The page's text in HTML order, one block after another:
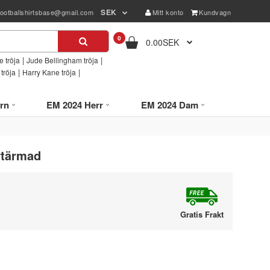
SEK Mitt konto Kundvagn
tröja | Jude Bellingham tröja |
| Harry Kane tröja |
0 0.00SEK
EM 2024 Herr EM 2024 Dam
Gratis Frakt